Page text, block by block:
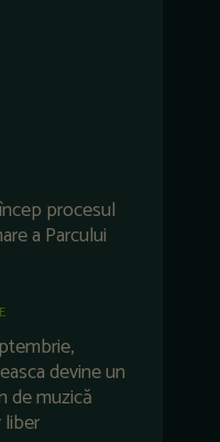
procesul
a Parcului
devine un
de muzică
liber